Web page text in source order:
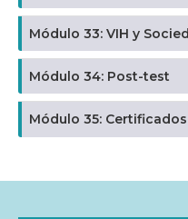
Módulo 33: VIH y
Módulo 34: Post-test
Módulo 35: Certificados